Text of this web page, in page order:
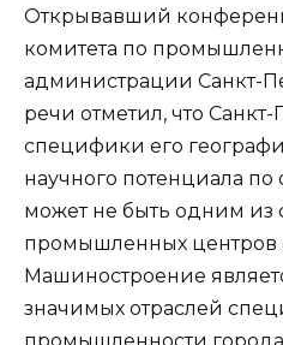
Открывавший
комитета по
администрации Санкт-
речи отметил, что
специфики его
научного потенциала
может не быть одним из
промышленных центров
Машиностроение
значимых отраслей
промышленности